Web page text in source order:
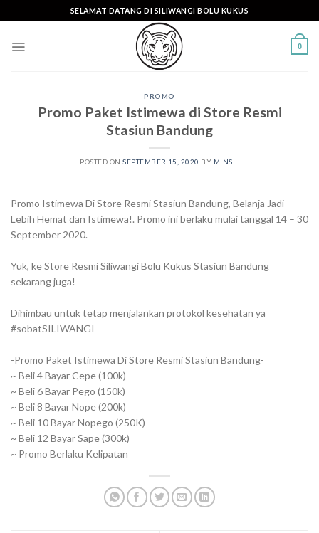
to
SELAMAT DATANG DI SILIWANGI BOLU KUKUS
0
PROMO
Promo Paket Istimewa di Store Resmi
Stasiun Bandung
POSTED ONSEPTEMBER 15, 2020 BY MINSIL
Promo Istimewa Di Store Resmi Stasiun Bandung, Belanja Jadi
Lebih Hemat dan Istimewa!. Promo ini berlaku mulai tanggal 14 – 30
September 2020.
Yuk, ke Store Resmi Siliwangi Bolu Kukus Stasiun Bandung
sekarang juga!
Dihimbau untuk tetap menjalankan protokol kesehatan ya
#sobatSILIWANGI
-Promo Paket Istimewa Di Store Resmi Stasiun Bandung-
~ Beli 4 Bayar Cepe (100k)
~ Beli 6 Bayar Pego (150k)
~ Beli 8 Bayar Nope (200k)
~ Beli 10 Bayar Nopego (250K)
~ Beli 12 Bayar Sape (300k)
~ Promo Berlaku Kelipatan